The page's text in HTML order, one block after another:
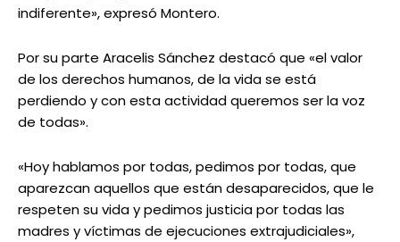
indiferente», expresó Montero.
Por su parte Aracelis Sánchez destacó que «el valor
de los derechos humanos, de la vida se está
perdiendo y con esta actividad queremos ser la voz
de todas».
«Hoy hablamos por todas, pedimos por todas, que
aparezcan aquellos que están desaparecidos, que le
respeten su vida y pedimos justicia por todas las
madres y víctimas de ejecuciones extrajudiciales»,